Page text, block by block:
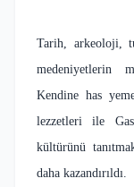
Tarih, arkeoloji,
medeniyetlerin
Kendine has
lezzetleri ile
kültürünü
daha kazandırıldı.